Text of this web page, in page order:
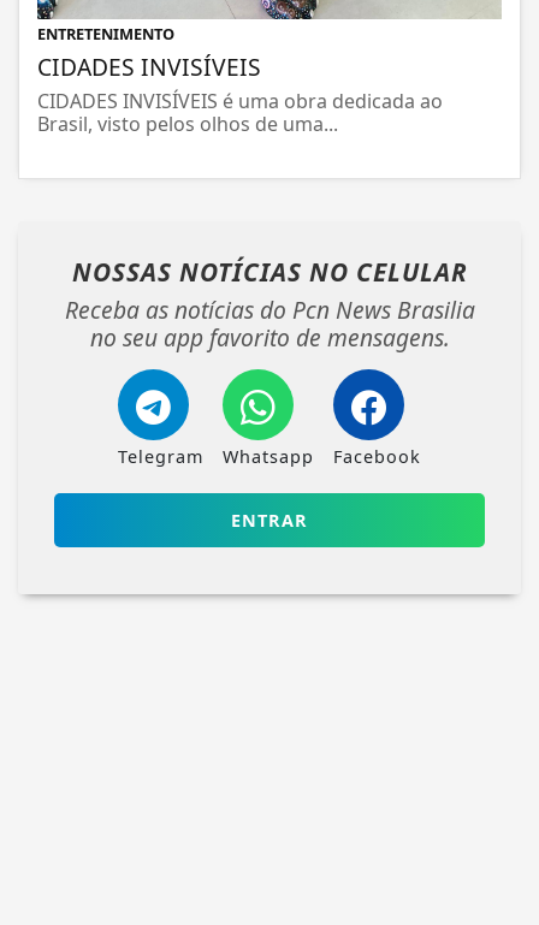
ENTRETENIMENTO
CIDADES INVISÍVEIS
CIDADES INVISÍVEIS é uma obra dedicada ao
Brasil, visto pelos olhos de uma...
NOSSAS NOTÍCIAS NO CELULAR
Receba as notícias do Pcn News Brasilia
no seu app favorito de mensagens.
Telegram Whatsapp Facebook
ENTRAR